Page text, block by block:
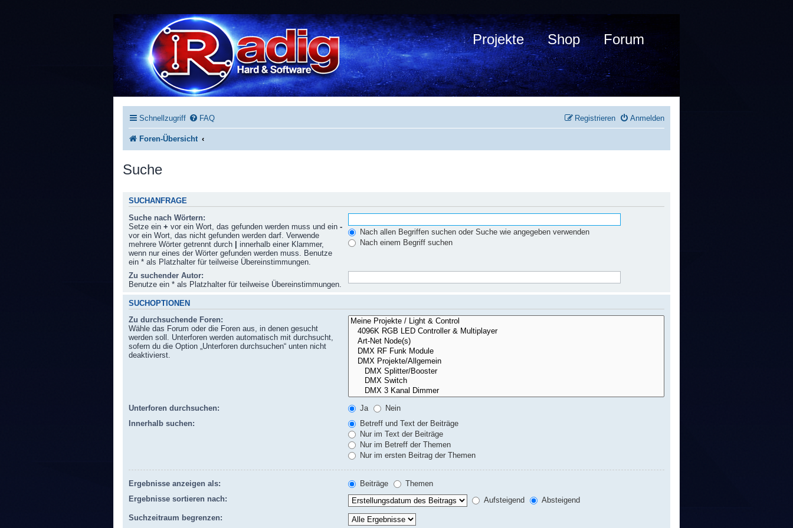
Projekte Shop Forum
Schnellzugriff FAQ Anmelden
Registrieren
Foren-Übersicht
Suche
SUCHANFRAGE
Suche nach Wörtern:
Setze ein + vor ein Wort, das gefunden werden muss und ein -
vor ein Wort, das nicht gefunden werden darf. Verwende
mehrere Wörter getrennt durch
innerhalb einer Klammer,
wenn nur eines der Wörter gefunden werden muss. Benutze
ein * als Platzhalter für teilweise Übereinstimmungen.
Nach allen Begriffen suchen oder Suche wie angegeben verwenden
Nach einem Begriff suchen
Zu suchender Autor:
Benutze ein * als Platzhalter für teilweise Übereinstimmungen.
SUCHOPTIONEN
Zu durchsuchende Foren:
Wähle das Forum oder die Foren aus, in denen gesucht
werden soll. Unterforen werden automatisch mit durchsucht,
sofern du die Option „Unterforen durchsuchen“ unten nicht
deaktivierst.
Unterforen durchsuchen: Ja
Nein
Innerhalb suchen:
Betreff und Text der Beiträge
Nur im Text der Beiträge
Nur im Betreff der Themen
Nur im ersten Beitrag der Themen
Ergebnisse anzeigen als: Beiträge
Themen
Ergebnisse sortieren nach:
Aufsteigend Absteigend
Suchzeitraum begrenzen: